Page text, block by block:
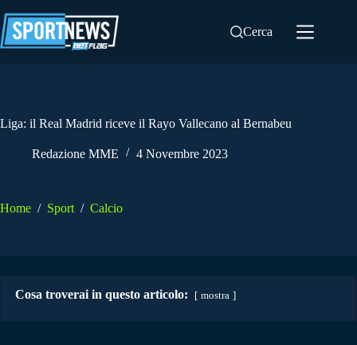
al
contenuto
Cerca
Liga: il Real Madrid riceve il Rayo Vallecano al Bernabeu
Redazione MME 4 Novembre 2023
Home / Sport / Calcio
Cosa troverai in questo articolo: mostra